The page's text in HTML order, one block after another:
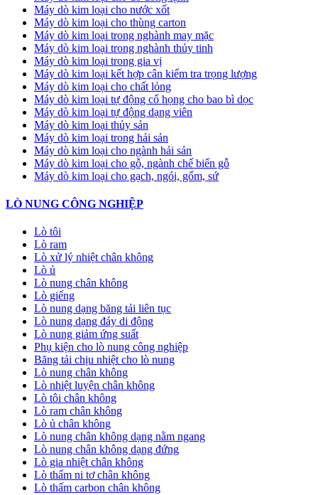
Máy dò kim loại cho nước xốt
Máy dò kim loại cho thùng carton
Máy dò kim loại trong nghành may mặc
Máy dò kim loại trong nghành thủy tinh
Máy dò kim loại trong gia vị
Máy dò kim loại kết hợp cân kiểm tra trọng lượng
Máy dò kim loại cho chất lỏng
Máy dò kim loại tự động cổ họng cho bao bì dọc
Máy dò kim loại tự động dạng viên
Máy dò kim loại thủy sản
Máy dò kim loại trong hải sản
Máy dò kim loại cho ngành hải sản
Máy dò kim loại cho gỗ, ngành chế biến gỗ
Máy dò kim loại cho gạch, ngói, gốm, sứ
LÒ NUNG CÔNG NGHIỆP
Lò tôi
Lò ram
Lò xử lý nhiệt chân không
Lò ủ
Lò nung chân không
Lò giếng
Lò nung dạng băng tải liên tục
Lò nung dạng đáy di động
Lò nung giảm ứng suất
Phụ kiện cho lò nung công nghiệp
Băng tải chịu nhiệt cho lò nung
Lò nung chân không
Lò nhiệt luyện chân không
Lò tôi chân không
Lò ram chân không
Lò ủ chân không
Lò nung chân không dạng nằm ngang
Lò nung chân không dạng đứng
Lò gia nhiệt chân không
Lò thấm ni tơ chân không
Lò thấm carbon chân không